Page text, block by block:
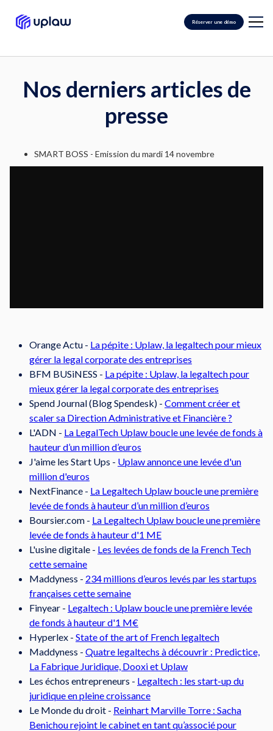
Réserver une démo
Nos derniers articles de
presse
SMART BOSS - Emission du mardi 14 novembre
Orange Actu - La pépite : Uplaw, la legaltech pour mieux
gérer la legal corporate des entreprises
BFM BUSiNESS - La pépite : Uplaw, la legaltech pour
mieux gérer la legal corporate des entreprises
Spend Journal (Blog Spendesk) - Comment créer et
scaler sa Direction Administrative et Financière ?
L'ADN - La LegalTech Uplaw boucle une levée de fonds à
hauteur d’un million d’euros
J'aime les Start Ups - Uplaw annonce une levée d'un
million d'euros
NextFinance - La Legaltech Uplaw boucle une première
levée de fonds à hauteur d’un million d’euros
Boursier.com - La Legaltech Uplaw boucle une première
levée de fonds à hauteur d'1 ME
L'usine digitale - Les levées de fonds de la French Tech
cette semaine
Maddyness - 234 millions d’euros levés par les startups
françaises cette semaine
Finyear - Legaltech : Uplaw boucle une première levée
de fonds à hauteur d'1 M€
Hyperlex - State of the art of French legaltech
Maddyness - Quatre legaltechs à découvrir : Predictice,
La Fabrique Juridique, Dooxi et Uplaw
Les échos entrepreneurs - Legaltech : les start-up du
juridique en pleine croissance
Le Monde du droit - Reinhart Marville Torre : Sacha
Benichou rejoint le cabinet en tant qu’associé pour